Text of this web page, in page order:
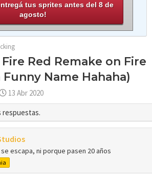
tus sprites antes del 8 de
agosto!
Red Remake on Fire
Name Hahaha)
F
e
c
h
a
e
i
13 Abr 2020
respuestas.
se escapa, ni porque pasen 20 años